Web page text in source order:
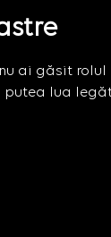
ai găsit rolul
lua